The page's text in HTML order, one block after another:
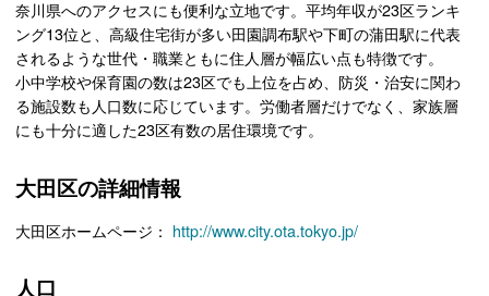
奈川県へのアクセスにも便利な立地です。平均年収が23区ランキ
ング13位と、高級住宅街が多い田園調布駅や下町の蒲田駅に代表
されるような世代・職業ともに住人層が幅広い点も特徴です。
小中学校や保育園の数は23区でも上位を占め、防災・治安に関わ
る施設数も人口数に応じています。労働者層だけでなく、家族層
にも十分に適した23区有数の居住環境です。
大田区の詳細情報
大田区ホームページ： http://www.city.ota.tokyo.jp/
人口